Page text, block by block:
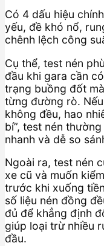
Có 4 dấu hiệu
yếu, đề khó nổ,
chênh lệch công
Cụ thể, test nén
đầu khi gara cần
trạng buồng đốt
từng đường rò.
không đều, hao
bí”, test nén
nhanh và dễ so
Ngoài ra, test nén
xe cũ và muốn
trước khi xuống
số liệu nén đồng
đủ để khẳng định
giúp loại trừ nhiều
đầu.